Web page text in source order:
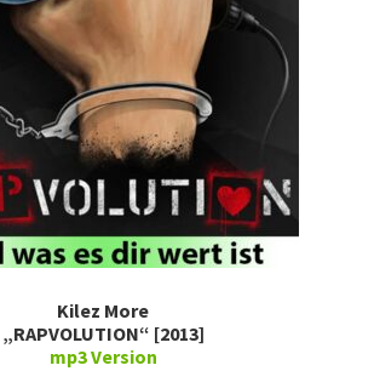
Kilez More
„RAPVOLUTION“ [2013]
mp3 Version